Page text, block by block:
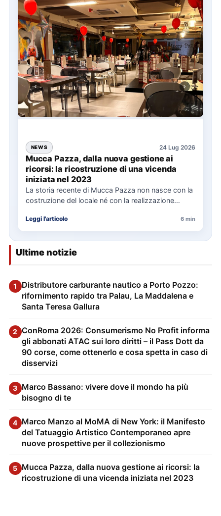
NEWS 24 Lug 2026
Mucca Pazza, dalla nuova gestione ai
ricorsi: la ricostruzione di una vicenda
iniziata nel 2023
La storia recente di Mucca Pazza non nasce con la
costruzione del locale né con la realizzazione
Leggi l'articolo 6 min
Ultime notizie
1
Distributore carburante nautico a Porto Pozzo:
rifornimento rapido tra Palau, La Maddalena e
Santa Teresa Gallura
2 ConRoma 2026: Consumerismo No Profit informa
gli abbonati ATAC sui loro diritti – il Pass Dott da
90 corse, come ottenerlo e cosa spetta in caso di
disservizi
3 Marco Bassano: vivere dove il mondo ha più
bisogno di te
4 Marco Manzo al MoMA di New York: il Manifesto
del Tatuaggio Artistico Contemporaneo apre
nuove prospettive per il collezionismo
5 Mucca Pazza, dalla nuova gestione ai ricorsi: la
ricostruzione di una vicenda iniziata nel 2023